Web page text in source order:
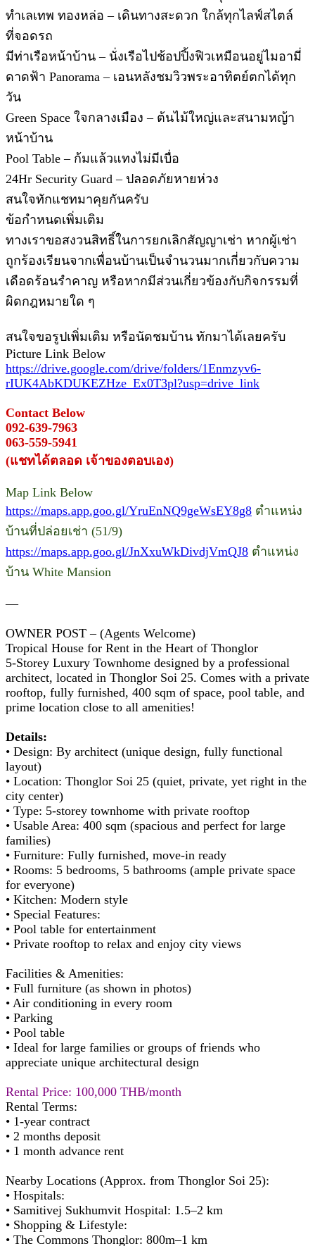
ทำเลเทพ ทองหล่อ – เดินทางสะดวก ใกล้ทุกไลฟ์สไตล์
ที่จอดรถ
มีท่าเรือหน้าบ้าน – นั่งเรือไปช้อปปิ้งฟิวเหมือนอยู่ไมอามี่
ดาดฟ้า Panorama – เอนหลังชมวิวพระอาทิตย์ตกได้ทุก
วัน
Green Space ใจกลางเมือง – ต้นไม้ใหญ่และสนามหญ้า
หน้าบ้าน
Pool Table – ก้มแล้วแทงไม่มีเบื่อ
24Hr Security Guard – ปลอดภัยหายห่วง
สนใจทักแชทมาคุยกันครับ
ข้อกำหนดเพิ่มเติม
ทางเราขอสงวนสิทธิ์ในการยกเลิกสัญญาเช่า หากผู้เช่า
ถูกร้องเรียนจากเพื่อนบ้านเป็นจำนวนมากเกี่ยวกับความ
เดือดร้อนรำคาญ หรือหากมีส่วนเกี่ยวข้องกับกิจกรรมที่
ผิดกฎหมายใด ๆ
สนใจขอรูปเพิ่มเติม หรือนัดชมบ้าน ทักมาได้เลยครับ
Picture Link Below
https://drive.google.com/drive/folders/1Enmzyv6-
rIUK4AbKDUKEZHze_Ex0T3pl?usp=drive_link
Contact Below
092-639-7963
063-559-5941
(แชทได้ตลอด เจ้าของตอบเอง)
Map Link Below
https://maps.app.goo.gl/YruEnNQ9geWsEY8g8 ตำแหน่ง
บ้านที่ปล่อยเช่า (51/9)
https://maps.app.goo.gl/JnXxuWkDivdjVmQJ8 ตำแหน่ง
บ้าน White Mansion
—
OWNER POST – (Agents Welcome)
Tropical House for Rent in the Heart of Thonglor
5-Storey Luxury Townhome designed by a professional
architect, located in Thonglor Soi 25. Comes with a private
rooftop, fully furnished, 400 sqm of space, pool table, and
prime location close to all amenities!
Details:
• Design: By architect (unique design, fully functional
layout)
• Location: Thonglor Soi 25 (quiet, private, yet right in the
city center)
• Type: 5-storey townhome with private rooftop
• Usable Area: 400 sqm (spacious and perfect for large
families)
• Furniture: Fully furnished, move-in ready
• Rooms: 5 bedrooms, 5 bathrooms (ample private space
for everyone)
• Kitchen: Modern style
• Special Features:
• Pool table for entertainment
• Private rooftop to relax and enjoy city views
Facilities & Amenities:
• Full furniture (as shown in photos)
• Air conditioning in every room
• Parking
• Pool table
• Ideal for large families or groups of friends who
appreciate unique architectural design
Rental Price: 100,000 THB/month
Rental Terms:
• 1-year contract
• 2 months deposit
• 1 month advance rent
Nearby Locations (Approx. from Thonglor Soi 25):
• Hospitals:
• Samitivej Sukhumvit Hospital: 1.5–2 km
• Shopping & Lifestyle:
• The Commons Thonglor: 800m–1 km